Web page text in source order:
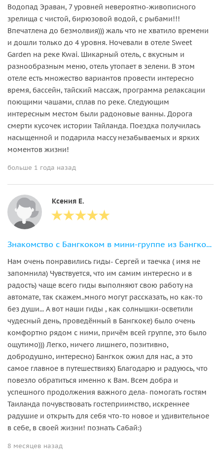
Водопад Эраван, 7 уровней невероятно-живописного
зрелища с чистой, бирюзовой водой, с рыбами!!!
Впечатлена до безмолвия))) жаль что не хватило времени
и дошли только до 4 уровня. Ночевали в отеле Sweet
Garden на реке Kwai. Шикарный отель, с вкусным и
разнообразным меню, отель утопает в зелени. В этом
отеле есть множество вариантов провести интересно
время, бассейн, тайский массаж, программа релаксации
поющими чашами, сплав по реке. Следующим
интересным местом были радоновые ванны. Дорога
смерти кусочек истории Тайланда. Поездка получилась
насыщенной и подарила массу незабываемых и ярких
моментов жизни!
больше 1 года назад
Ксения Е.
Знакомство с Бангкоком в мини-группе из Бангкока
Нам очень понравились гиды- Сергей и таечка ( имя не
запомнила) Чувствуется, что им самим интересно и в
радость) чаще всего гиды выполняют свою работу на
автомате, так скажем..много могут рассказать, но как-то
без души... А вот наши гиды , как солнышки-осветили
чудесный день, проведённый в Бангкоке) было очень
комфортно рядом с ними, причём всей группе, это было
ощутимо))) Легко, ничего лишнего, позитивно,
добродушно, интересно) Бангкок ожил для нас, а это
самое главное в путешествиях) Благодарю и радуюсь, что
повезло обратиться именно к Вам. Всем добра и
успешного продолжения важного дела- помогать гостям
Таиланда почувствовать гостеприимство, искреннее
радушие и открыть для себя что-то новое и удивительное
в себе, в своей жизни! познать Сабай:)
8 месяцев назад